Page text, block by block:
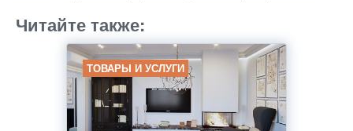
Читайте также:
ТОВАРЫ И УСЛУГИ